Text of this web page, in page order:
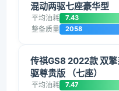
混动两驱七座豪华型
平均油耗 7.43
整备质量 2058
传祺GS8 2022款 双
驱尊贵版 （七座）
平均油耗 7.47